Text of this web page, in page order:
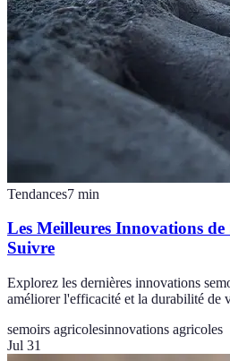
Tendances7 min
Les Meilleures Innovations de
Suivre
Explorez les dernières innovations
améliorer l'efficacité et la durabilité de
semoirs agricolesinnovations agricoles
Jul 31